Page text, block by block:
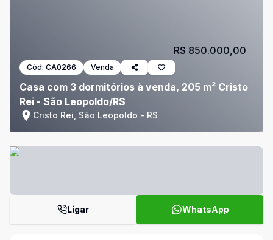
Cód: CA0266 Venda
Casa com 3 dormitórios à venda, 205 m² Cristo
Rei - São Leopoldo/RS
Cristo Rei, São Leopoldo - RS
R$ 850.000,00
Ligar WhatsApp